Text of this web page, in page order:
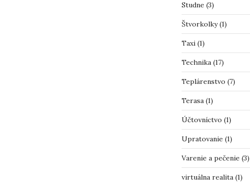
Studne (3)
Štvorkolky(1)
Taxi(1)
Technika(17)
Teplárenstvo (7)
Terasa(1)
Účtovníctvo (1)
Upratovanie (1)
Varenie a pečenie (3)
virtuálna realita(1)